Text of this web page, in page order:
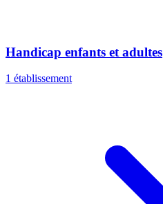
Handicap enfants et adultes
1 établissement